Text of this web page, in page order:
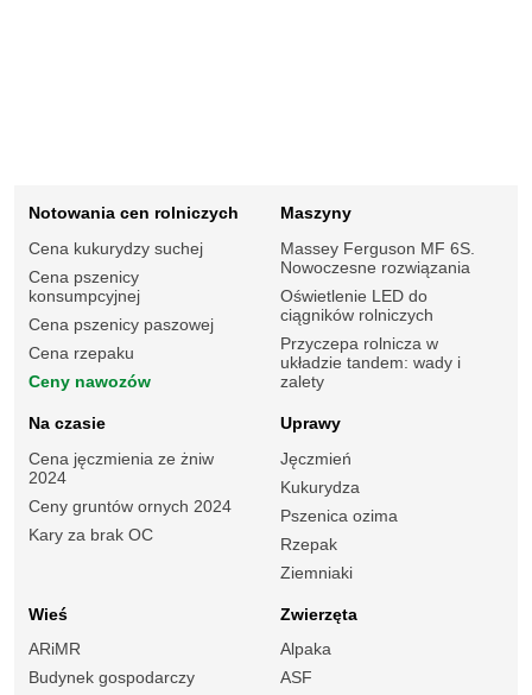
Notowania cen rolniczych
Cena kukurydzy suchej
Cena pszenicy
konsumpcyjnej
Cena pszenicy paszowej
Cena rzepaku
Ceny nawozów
Maszyny
Massey Ferguson MF 6S.
Nowoczesne rozwiązania
Oświetlenie LED do
ciągników rolniczych
Przyczepa rolnicza w
układzie tandem: wady i
zalety
Na czasie
Cena jęczmienia ze żniw
2024
Ceny gruntów ornych 2024
Kary za brak OC
Uprawy
Jęczmień
Kukurydza
Pszenica ozima
Rzepak
Ziemniaki
Wieś
ARiMR
Budynek gospodarczy
Zwierzęta
Alpaka
ASF